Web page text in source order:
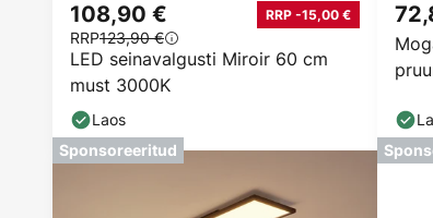
LED seinavalgusti Miroir 60 cm
must 3000K
108,90 € RRP -15,00 €
RRP123,90 €
Laos
Sponsoreeritud